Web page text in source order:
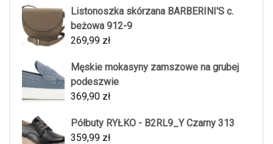
Listonoszka skórzana BARBERINI'S c.
beżowa 912-9
269,99 zł
Męskie mokasyny zamszowe na grubej
podeszwie
369,90 zł
Półbuty RYŁKO - B2RL9_Y Czarny 313
359,99 zł